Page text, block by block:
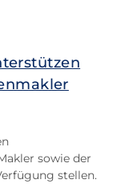
sowie der
stellen.